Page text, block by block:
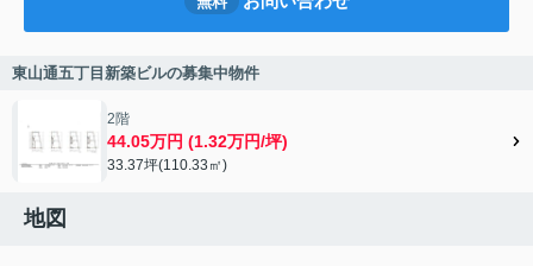
東山通五丁目新築ビルの募集中物件
2階
44.05万円 (1.32万円/坪)
33.37坪(110.33㎡)
地図